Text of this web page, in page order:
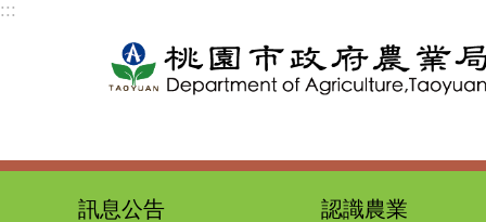
跳到主要內容區塊
:::
訊息公告 認識農業